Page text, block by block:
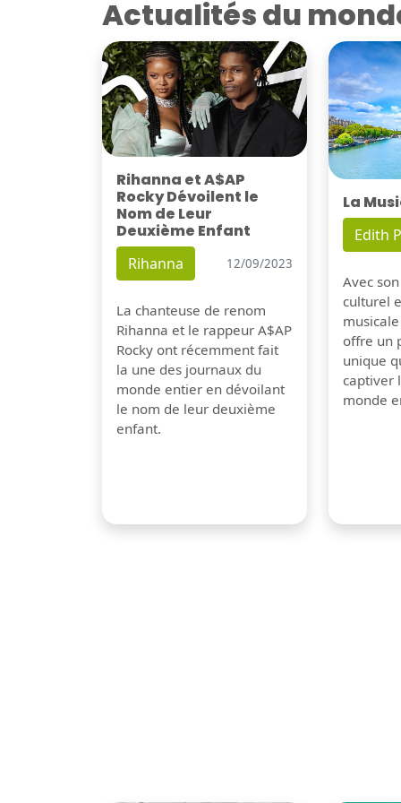
Actualités du
Rihanna et A$AP
Rocky Dévoilent le
Nom de Leur
Deuxième Enfant
Rihanna 12/09/2023
La chanteuse de renom
Rihanna et le rappeur A$AP
Rocky ont récemment fait
la une des journaux du
monde entier en dévoilant
le nom de leur deuxième
enfant.
La
Edith
Avec
culturel
offre un
unique
captiver
monde